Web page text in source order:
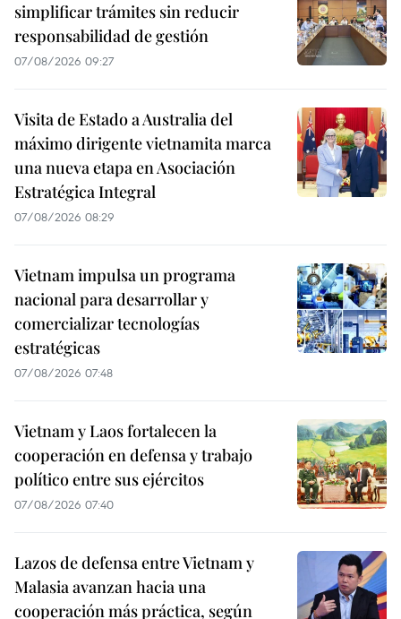
simplificar trámites sin reducir
responsabilidad de gestión
07/08/2026 09:27
Visita de Estado a Australia del
máximo dirigente vietnamita marca
una nueva etapa en Asociación
Estratégica Integral
07/08/2026 08:29
Vietnam impulsa un programa
nacional para desarrollar y
comercializar tecnologías
estratégicas
07/08/2026 07:48
Vietnam y Laos fortalecen la
cooperación en defensa y trabajo
político entre sus ejércitos
07/08/2026 07:40
Lazos de defensa entre Vietnam y
Malasia avanzan hacia una
cooperación más práctica, según